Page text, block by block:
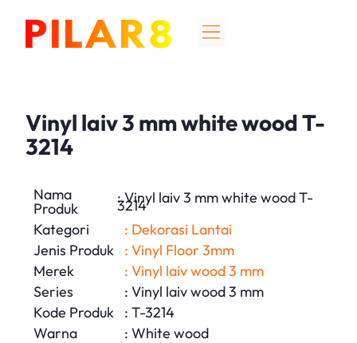
Vinyl laiv 3 mm white wood T-
3214
Nama
Produk
: Vinyl laiv 3 mm white wood T-
3214
Kategori
: Dekorasi Lantai
Jenis Produk
: Vinyl Floor 3mm
Merek
: Vinyl laiv wood 3 mm
Series
: Vinyl laiv wood 3 mm
Kode Produk
: T-3214
Warna
: White wood